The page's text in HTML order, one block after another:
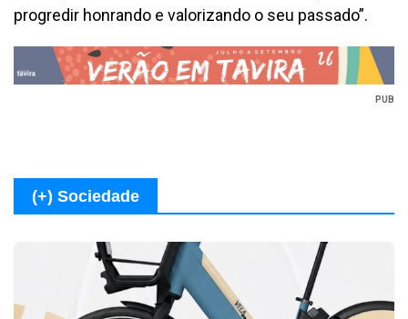
progredir honrando e valorizando o seu passado”.
PUB
(+) Sociedade